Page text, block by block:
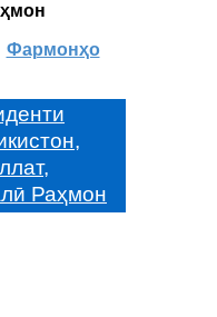
Фармонҳо
Раҳмон